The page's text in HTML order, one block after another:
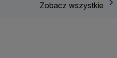
Zobacz wszystkie